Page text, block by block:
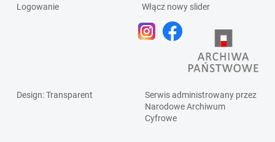
Logowanie
Włącz nowy slider
Design: Transparent
Serwis administrowany przez
Narodowe Archiwum
Cyfrowe